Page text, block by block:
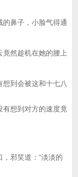
鼻子，小脸气得通
然趁机在她的腰上
到会被这和十七八
想到对方的速度竟
邪笑道：“淡淡的